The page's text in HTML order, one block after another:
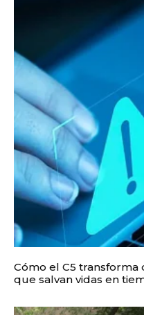
Cómo el C5 transforma
que salvan vidas en